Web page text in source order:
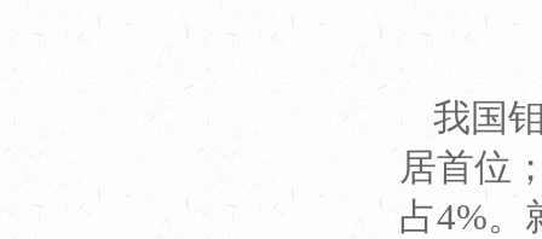
我国
居首位
占4%。